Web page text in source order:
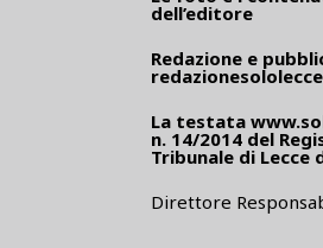
dell’editore
Redazione e
La testata
n. 14/2014 del
Tribunale di Lecce
Direttore